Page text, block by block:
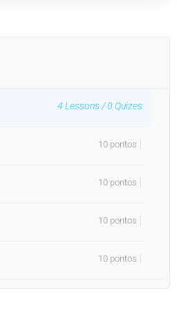
4 Lessons /0 Quizes
10 pontos
10 pontos
10 pontos
10 pontos